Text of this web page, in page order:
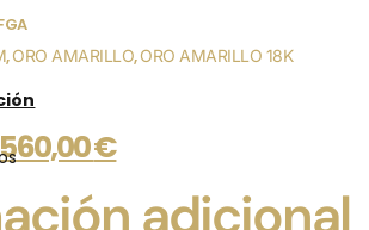
,ORO AMARILLO,ORO AMARILLO 18K
€
adicional